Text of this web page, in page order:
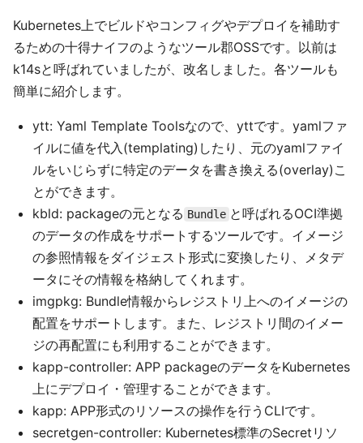
Kubernetes上でビルドやコンフィグやデプロイを補助す
るための十得ナイフのようなツール郡OSSです。以前は
k14sと呼ばれていましたが、改名しました。各ツールも
簡単に紹介します。
ytt: Yaml Template Toolsなので、yttです。yamlファ
イルに値を代入(templating)したり、元のyamlファイ
ルをいじらずに特定のデータを書き換える(overlay)こ
とができます。
kbld: packageの元となる Bundle と呼ばれるOCI準拠
のデータの作成をサポートするツールです。イメージ
の参照情報をダイジェスト形式に変換したり、メタデ
ータにその情報を格納してくれます。
imgpkg: Bundle情報からレジストリ上へのイメージの
配置をサポートします。また、レジストリ間のイメー
ジの再配置にも利用することができます。
kapp-controller: APP packageのデータをKubernetes
上にデプロイ・管理することができます。
kapp: APP形式のリソースの操作を行うCLIです。
secretgen-controller: Kubernetes標準のSecretリソ